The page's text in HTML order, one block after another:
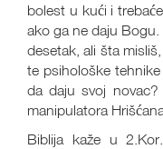
bolest u kući i
ako ga ne daju
desetak, ali šta
te psihološke
da daju svoj
manipulatora
Biblija kaže u